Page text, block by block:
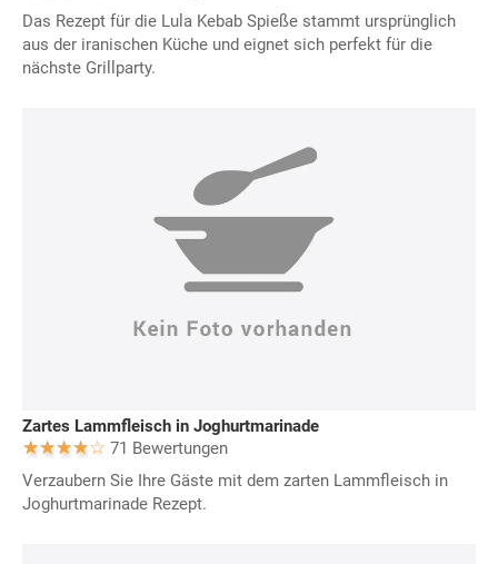
Das Rezept für die Lula Kebab Spieße stammt ursprünglich
aus der iranischen Küche und eignet sich perfekt für die
nächste Grillparty.
Zartes Lammfleisch in Joghurtmarinade
71 Bewertungen
Verzaubern Sie Ihre Gäste mit dem zarten Lammfleisch in
Joghurtmarinade Rezept.